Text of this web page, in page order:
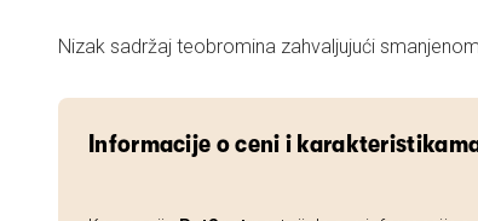
Nizak sadržaj teobromina zahvaljujući
Informacije o ceni i